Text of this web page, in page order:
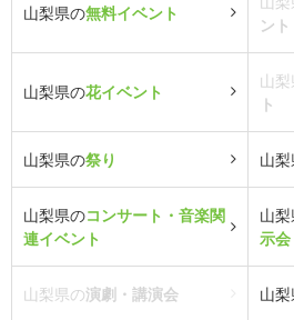
山梨県の無料イベント
ント
山梨県の花イベント
山
ト
山梨県の祭り 山
山梨県のコンサート・音楽関
連イベント
山
示会
山梨県の演劇・講演会 山